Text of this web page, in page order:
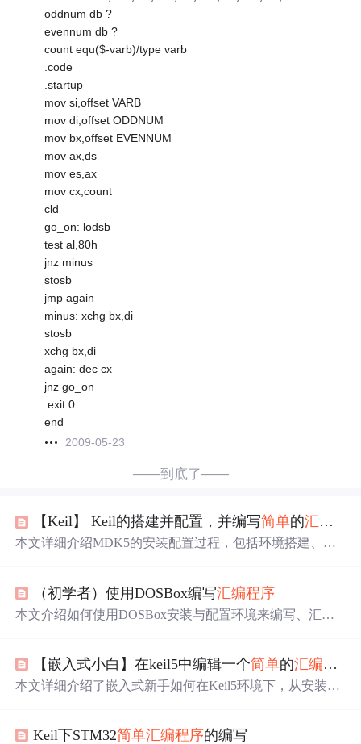
oddnum db ?
evennum db ?
count equ($-varb)/type varb
.code
.startup
mov si,offset VARB
mov di,offset ODDNUM
mov bx,offset EVENNUM
mov ax,ds
mov es,ax
mov cx,count
cld
go_on: lodsb
test al,80h
jnz minus
stosb
jmp again
minus: xchg bx,di
stosb
xchg bx,di
again: dec cx
jnz go_on
.exit 0
end
2009-05-23
——到底了——
【Keil】 Keil的搭建并配置，并编写简单的汇编程序
本文详细介绍MDK5的安装配置过程，包括环境搭建、配
编程序，并对生成的Hex文件进行分析。
（初学者）使用DOSBox编写汇编程序
本文介绍如何使用DOSBox安装与配置环境来编写、汇编
行一个简单的汇编程序。
【嵌入式小白】在keil5中编辑一个简单的汇编程序
本文详细介绍了嵌入式新手如何在Keil5环境下，从安装配
过程。
Keil下STM32简单汇编程序的编写